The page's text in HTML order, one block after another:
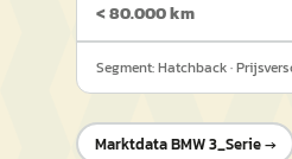
< 80.000 km
Segment:Hatchback·
MarktdataBMW 3_Serie→